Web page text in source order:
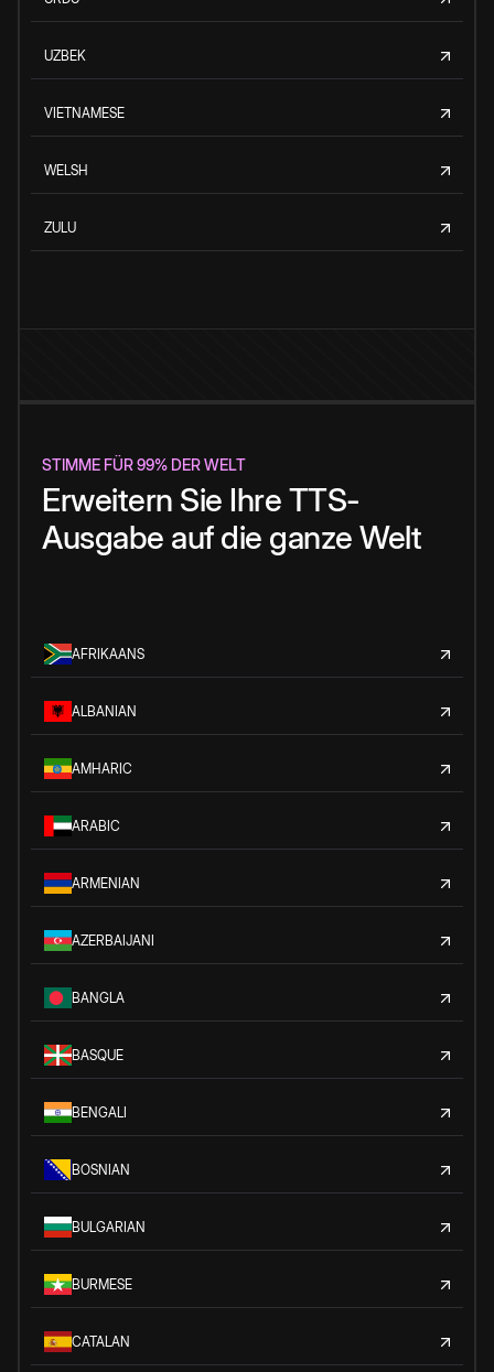
UZBEK
VIETNAMESE
WELSH
ZULU
STIMME FÜR 99% DER WELT
Erweitern Sie Ihre TTS-
Ausgabe auf die ganze Welt
AFRIKAANS
ALBANIAN
AMHARIC
ARABIC
ARMENIAN
AZERBAIJANI
BANGLA
BASQUE
BENGALI
BOSNIAN
BULGARIAN
BURMESE
CATALAN